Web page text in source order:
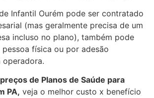
Infantil Ourém pode ser contratado
(mas geralmente precisa de um
incluso no plano), também pode
física ou por adesão
operadora.
de Planos de Saúde para
PA, veja o melhor custo x benefício